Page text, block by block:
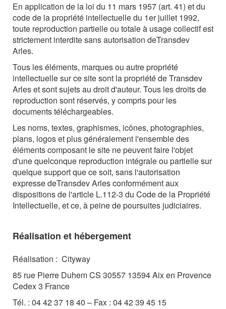
En application de la loi du 11 mars 1957 (art. 41) et du
code de la propriété intellectuelle du 1er juillet 1992,
toute reproduction partielle ou totale à usage collectif est
strictement interdite sans autorisation deTransdev
Arles.
Tous les éléments, marques ou autre propriété
intellectuelle sur ce site sont la propriété deTransdev
Arleset sont sujets au droit d'auteur. Tous les droits de
reproduction sont réservés, y compris pour les
documents téléchargeables.
Les noms, textes, graphismes, icônes, photographies,
plans, logos et plus généralement l'ensemble des
éléments composant le site ne peuvent faire l'objet
d'une quelconque reproduction intégrale ou partielle sur
quelque support que ce soit, sans l'autorisation
expresse deTransdev Arlesconformément aux
dispositions de l'article L.112-3 du Code de la Propriété
Intellectuelle, et ce, à peine de poursuites judiciaires.
Réalisation et hébergement
Réalisation : Cityway
85 rue Pierre Duhem CS 30557 13594 Aix en Provence
Cedex 3 France
Tél. : 04 42 37 18 40 – Fax : 04 42 39 45 15